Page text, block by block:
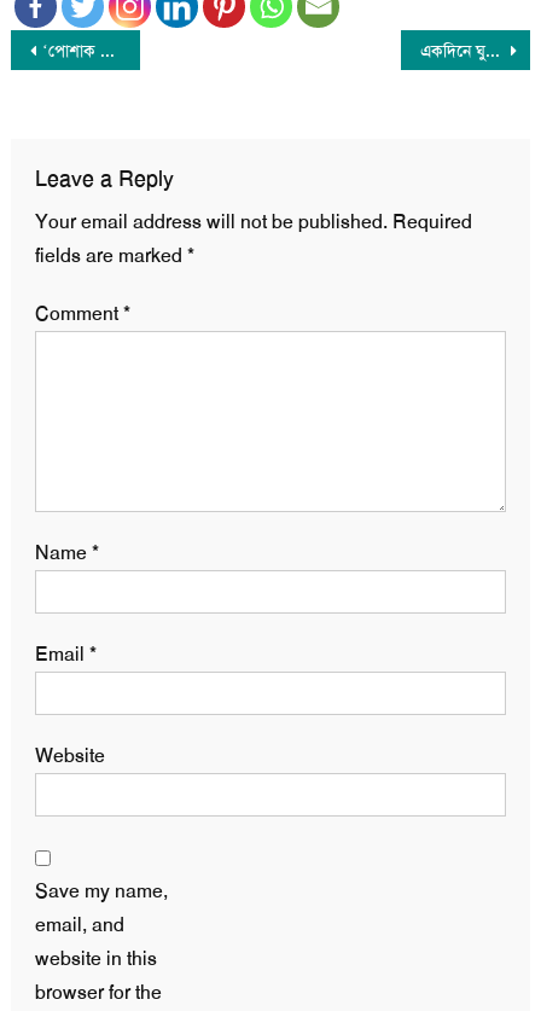
Post
‘পোশাক খাতের অসন্তোষ নিরসনে কঠোর হবে সরকার’ একদিনে ঘুরে দেখতে পারেন ‘প্রাচ্যের ভেনিস‘ খ্যাত বরিশালের যেসব দর্শনীয় স্থান
Leave a Reply
Your email address will not be published. Required
fields are marked *
Comment*
Name*
Email *
Website
Save my name,
email, and
website in this
browser for the